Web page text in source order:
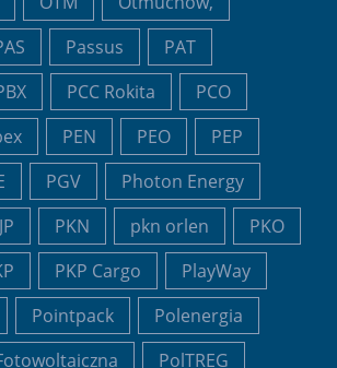
Passus
PAT
PCC Rokita
PCO
PEN PEO
PEP
PGV
Photon Energy
PKN pkn orlen
PKO
PKP Cargo
PlayWay
Pointpack
Polenergia
PolTREG